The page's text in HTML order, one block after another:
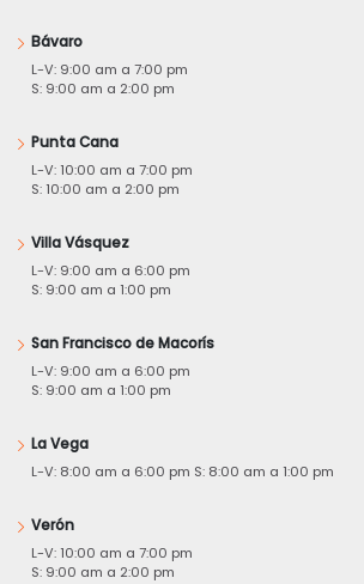
Bávaro
L-V: 9:00 am a 7:00 pm
S: 9:00 am a 2:00 pm
Punta Cana
L-V: 10:00 am a 7:00 pm
S: 10:00 am a 2:00 pm
Villa Vásquez
L-V: 9:00 am a 6:00 pm
S: 9:00 am a 1:00 pm
San Francisco de Macorís
L-V: 9:00 am a 6:00 pm
S: 9:00 am a 1:00 pm
La Vega
L-V: 8:00 am a 6:00 pm S: 8:00 am a 1:00 pm
Verón
L-V: 10:00 am a 7:00 pm
S: 9:00 am a 2:00 pm